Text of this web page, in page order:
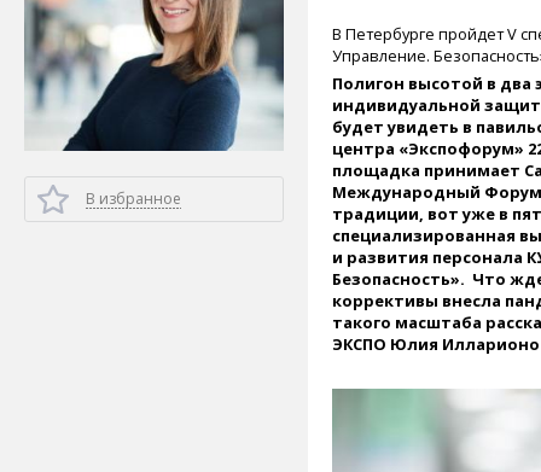
В избранное
В Петербурге пройдет V
Управление.
Полигон высотой в два
индивидуальной
будет увидеть в
центра «Экспофорум»
площадка принимает
Международный Форум
традиции, вот уже в
специализированная
и развития персонала
Безопасность». Что
коррективы внесла
такого масштаба
ЭКСПО Юлия